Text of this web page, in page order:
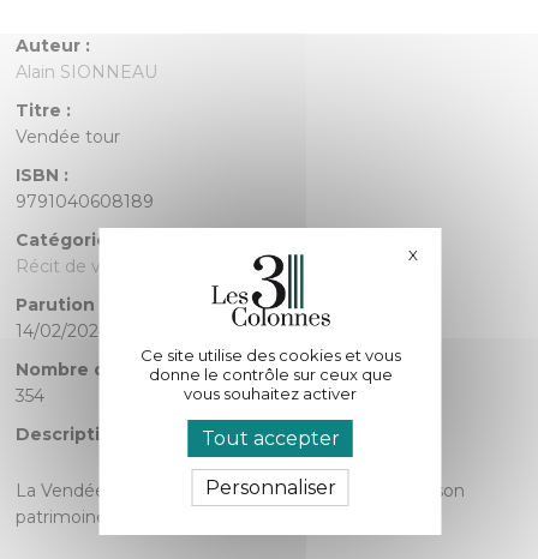
Auteur :
Alain SIONNEAU
Titre :
Vendée tour
ISBN :
9791040608189
Catégorie :
Récit de voyages
Parution :
14/02/2024
Nombre de pages :
354
Description :
La Vendée est un département très riche grâce à son
patrimoine architectural, historique et naturel.
Ce site utilise des cookies et vous
donne le contrôle sur ceux que
vous souhaitez activer
Tout accepter
Personnaliser
XMasquer le